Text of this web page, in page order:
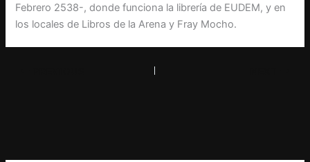
Febrero 2538-, donde funciona la librería de EUDEM, y en
los locales de Libros de la Arena y Fray Mocho.